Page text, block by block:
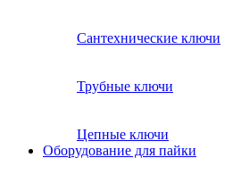
Сантехнические ключи
Трубные ключи
Цепные ключи
Оборудование для пайки